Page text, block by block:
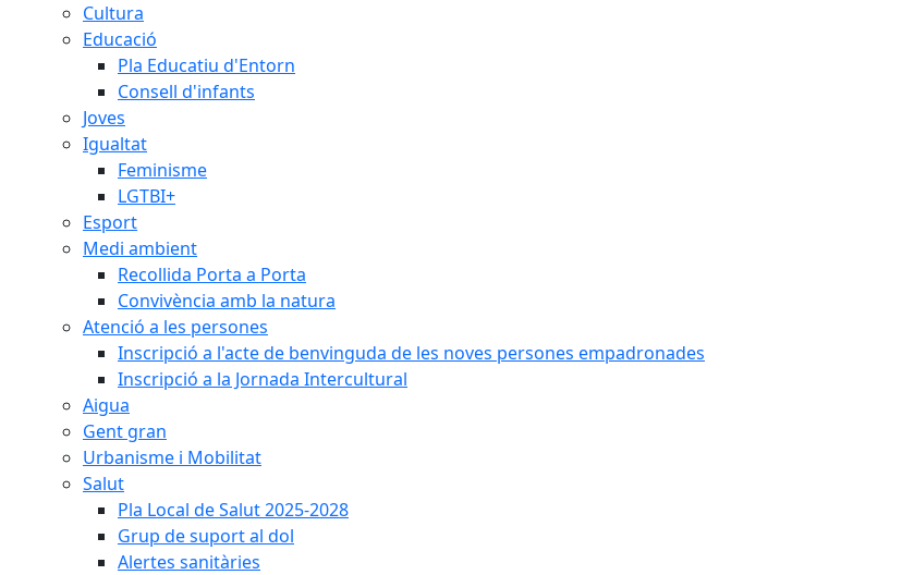
Cultura
Educació
Pla Educatiu d'Entorn
Consell d'infants
Joves
Igualtat
Feminisme
LGTBI+
Esport
Medi ambient
Recollida Porta a Porta
Convivència amb la natura
Atenció a les persones
Inscripció a l'acte de benvinguda de les noves persones empadronades
Inscripció a la Jornada Intercultural
Aigua
Gent gran
Urbanisme i Mobilitat
Salut
Pla Local de Salut 2025-2028
Grup de suport al dol
Alertes sanitàries